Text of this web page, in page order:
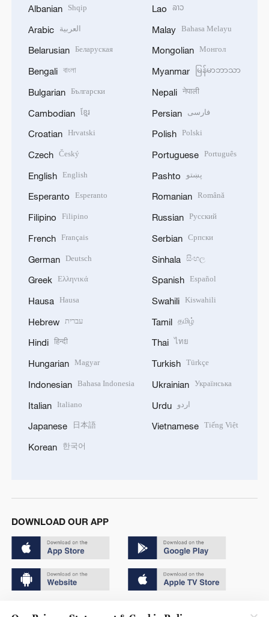
Albanian Shqip
Arabic العربية
Belarusian Беларуская
Bengali বাংলা
Bulgarian Български
Cambodian ខ្មែរ
Croatian Hrvatski
Czech Český
English English
Esperanto Esperanto
Filipino Filipino
French Français
German Deutsch
Greek Ελληνικά
Hausa Hausa
Hebrew עברית
Hindi हिन्दी
Hungarian Magyar
Indonesian Bahasa Indonesia
Italian Italiano
Japanese 日本語
Korean 한국어
Lao ລາວ
Malay Bahasa Melayu
Mongolian Монгол
Myanmar မြန်မာဘာသာ
Nepali नेपाली
Persian فارسی
Polish Polski
Portuguese Português
Pashto پښتو
Romanian Română
Russian Русский
Serbian Српски
Sinhala සිංහල
Spanish Español
Swahili Kiswahili
Tamil தமிழ்
Thai ไทย
Turkish Türkçe
Ukrainian Українська
Urdu اردو
Vietnamese Tiếng Việt
DOWNLOAD OUR APP